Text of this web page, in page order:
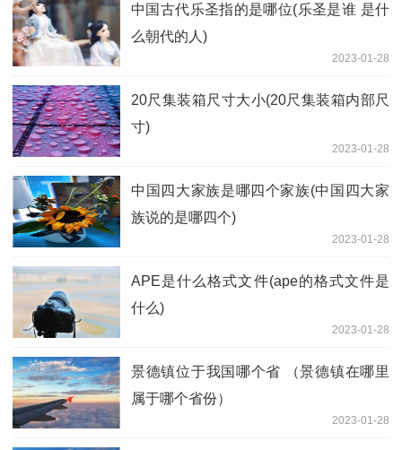
中国古代乐圣指的是哪位(乐圣是谁 是什
么朝代的人)
2023-01-28
20尺集装箱尺寸大小(20尺集装箱内部尺
寸)
2023-01-28
中国四大家族是哪四个家族(中国四大家
族说的是哪四个)
2023-01-28
APE是什么格式文件(ape的格式文件是
什么)
2023-01-28
景德镇位于我国哪个省 （景德镇在哪里
属于哪个省份）
2023-01-28